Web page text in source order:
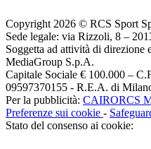
Copyright 2026 © RCS Sport
Sede legale: via Rizzoli, 8 –
Soggetta ad attività di direzione
MediaGroup S.p.A.
Capitale Sociale € 100.000 –
09597370155 - R.E.A. di
Per la pubblicità: CAIRORCS
Preferenze sui cookie -
Stato del consenso ai cookie: